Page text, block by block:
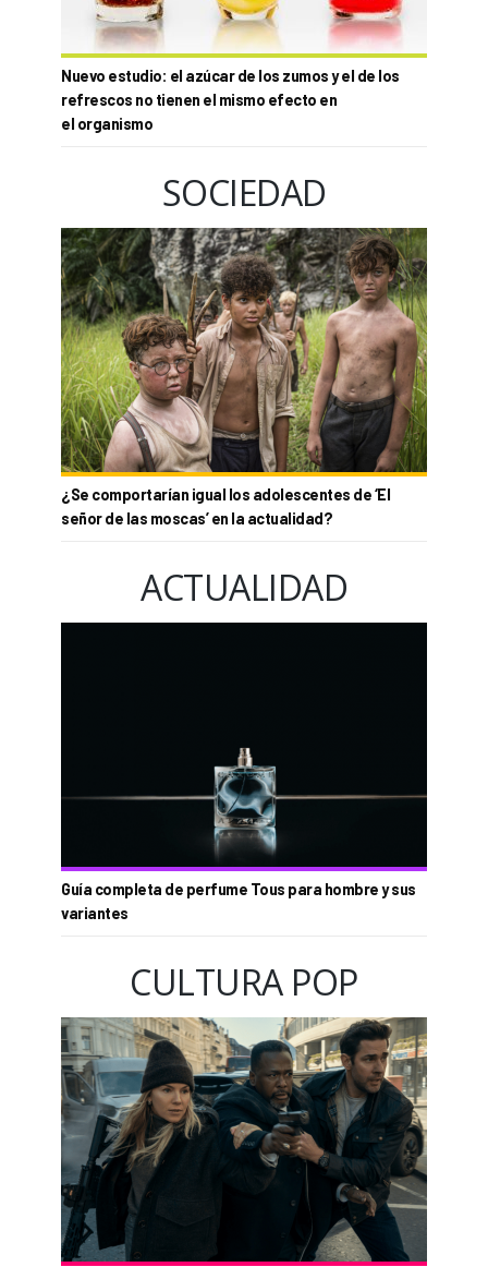
Nuevo estudio: el azúcar de los zumos y el de los
refrescos no tienen el mismo efecto en
el organismo
SOCIEDAD
¿Se comportarían igual los adolescentes de ‘El
señor de las moscas’ en la actualidad?
ACTUALIDAD
Guía completa de perfume Tous para hombre y sus
variantes
CULTURA POP